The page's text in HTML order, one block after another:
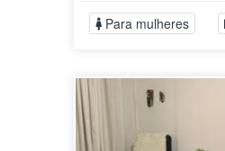
Para mulheres